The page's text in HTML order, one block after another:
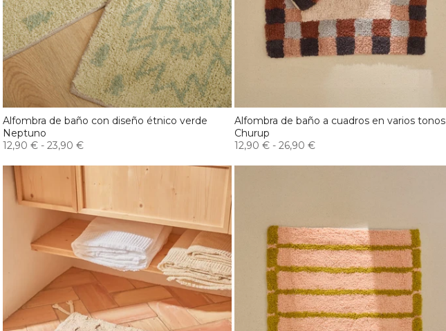
Alfombra de baño con diseño étnico verde
Neptuno
12,90 € - 23,90 €
Alfombra de baño a cuadros en varios tonos
Churup
12,90 € - 26,90 €